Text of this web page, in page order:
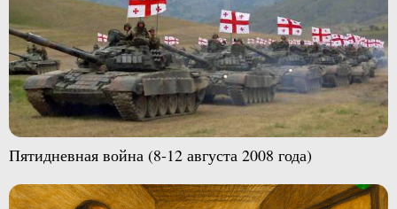
Пятидневная война (8-12 августа 2008 года)